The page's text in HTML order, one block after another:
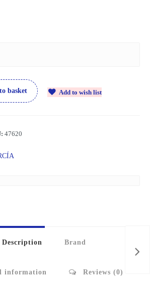
basket Add to wish list
47620
Description Brand
information Reviews (0)